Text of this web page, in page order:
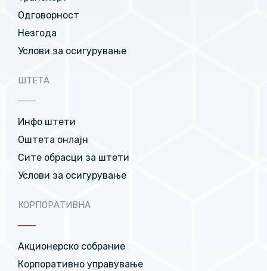
Одговорност
Незгода
Услови за осигурување
ШТЕТА
Инфо штети
Оштета онлајн
Сите обрасци за штети
Услови за осигурување
КОРПОРАТИВНА
Акционерско собрание
Корпоративно управување